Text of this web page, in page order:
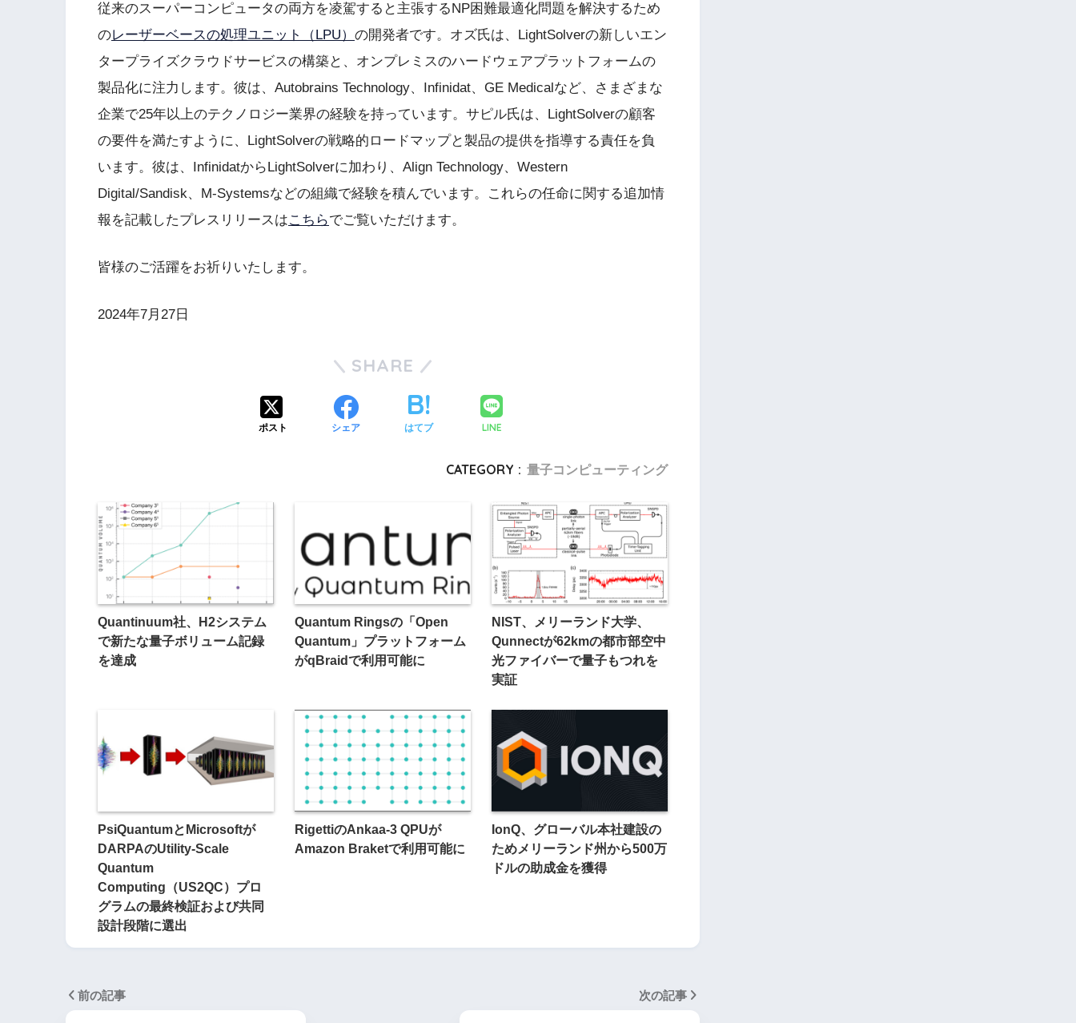
従来のスーパーコンピュータの両方を凌駕すると主張するNP困難最適化問題を解決するため
のレーザーベースの処理ユニット（LPU） の開発者です。オズ氏は、LightSolverの新しいエン
タープライズクラウドサービスの構築と、オンプレミスのハードウェアプラットフォームの
製品化に注力します。彼は、Autobrains Technology、Infinidat、GE Medicalなど、さまざまな
企業で25年以上のテクノロジー業界の経験を持っています。サピル氏は、LightSolverの顧客
の要件を満たすように、LightSolverの戦略的ロードマップと製品の提供を指導する責任を負
います。彼は、InfinidatからLightSolverに加わり、Align Technology、Western
Digital/Sandisk、M-Systemsなどの組織で経験を積んでいます。これらの任命に関する追加情
報を記載したプレスリリースはこちらでご覧いただけます。
皆様のご活躍をお祈りいたします。
2024年7月27日
SHARE
ポスト シェア はてブ LINE
CATEGORY : 量子コンピューティング
Quantinuum社、H2システム
で新たな量子ボリューム記録
を達成
Quantum Ringsの「Open
Quantum」プラットフォーム
がqBraidで利用可能に
NIST、メリーランド大学、
Qunnectが62kmの都市部空中
光ファイバーで量子もつれを
実証
PsiQuantumとMicrosoftが
DARPAのUtility-Scale
Quantum
Computing（US2QC）プロ
グラムの最終検証および共同
設計段階に選出
RigettiのAnkaa-3 QPUが
Amazon Braketで利用可能に
IonQ、グローバル本社建設の
ためメリーランド州から500万
ドルの助成金を獲得
前の記事 次の記事